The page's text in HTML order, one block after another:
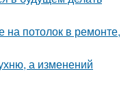
потолок в ремонте,
а изменений